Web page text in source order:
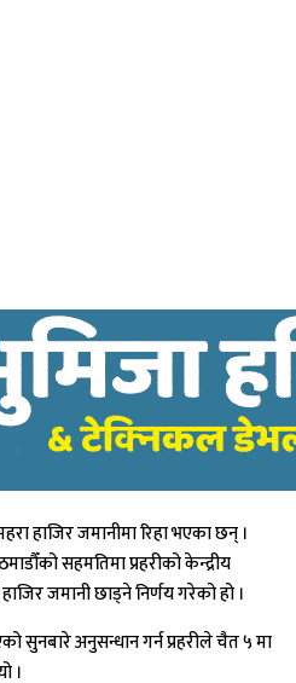
हाजिर जमानीमा रिहा भएका छन् ।
सहमतिमा प्रहरीको केन्द्रीय
जमानी छाड्ने निर्णय गरेको हो ।
सुनबारे अनुसन्धान गर्न प्रहरीले चैत ५ मा
।